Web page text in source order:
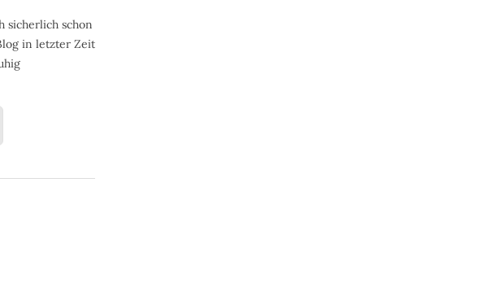
sicherlich schon
in letzter Zeit